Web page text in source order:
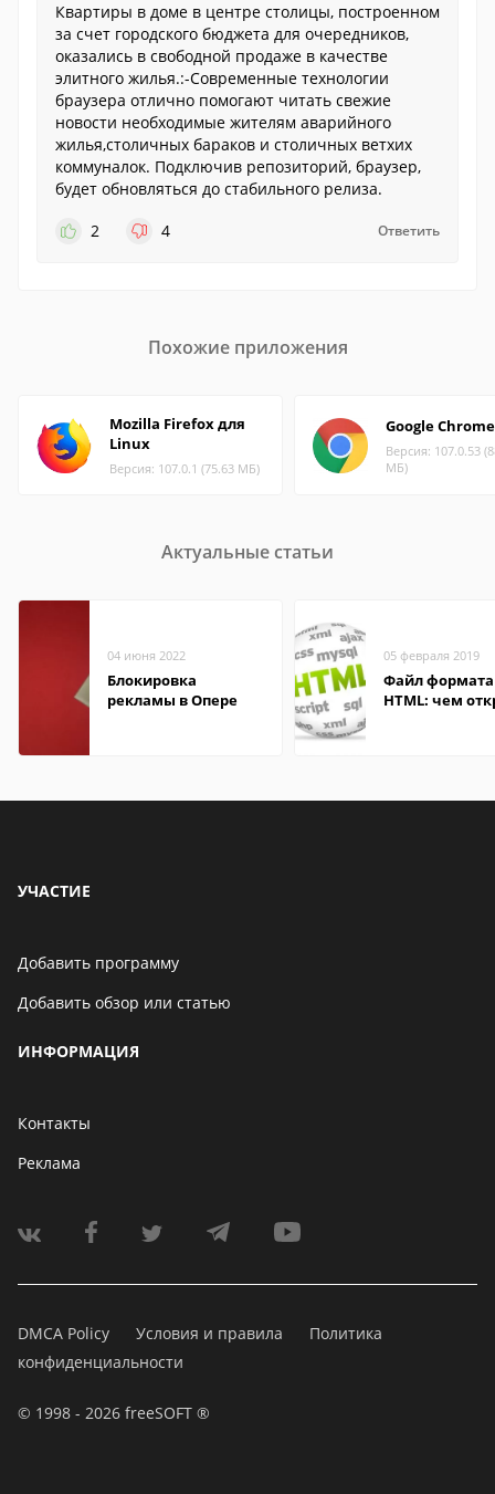
Квартиры в доме в центре столицы, построенном
за счет городского бюджета для очередников,
оказались в свободной продаже в качестве
элитного жилья.:-Современные технологии
браузера отлично помогают читать свежие
новости необходимые жителям аварийного
жилья,столичных бараков и столичных ветхих
коммуналок. Подключив репозиторий, браузер,
будет обновляться до стабильного релиза.
2
4 Ответить
Похожие приложения
Mozilla Firefox для
Linux
Версия: 107.0.1 (75.63 МБ)
Google
Версия: 107.0.53
МБ)
Актуальные статьи
04 июня 2022
Блокировка
рекламы в Опере
05 февраля 2019
Файл формата
HTML: чем
УЧАСТИЕ
Добавить программу
Добавить обзор или статью
ИНФОРМАЦИЯ
Контакты
Реклама
DMCA Policy Условия и правила
Политика
конфиденциальности
© 1998 - 2026 freeSOFT ®